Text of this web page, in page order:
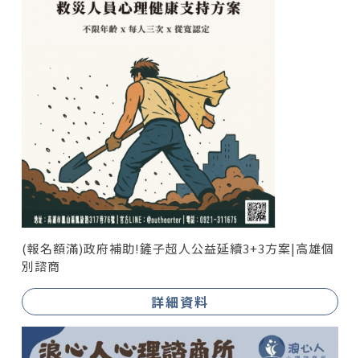
(報名額滿)政府補助!鏟子超人公益延續3+3方案|高雄個
別諮商
詳細資料